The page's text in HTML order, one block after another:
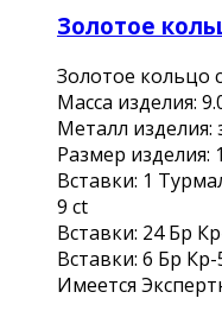
Золотое
Золотое кольцо
Масса изделия:
Металл изделия:
Размер изделия:
Вставки: 1
9 ct
Вставки: 24 Бр
Вставки: 6 Бр
Имеется